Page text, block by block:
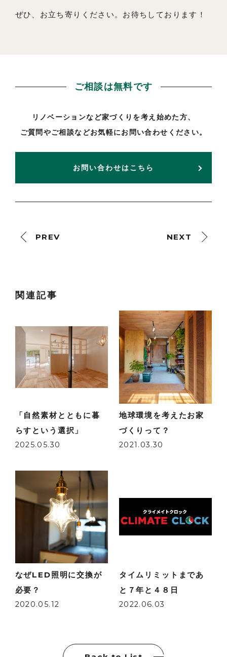
ぜひ、お立ち寄りください。お待ちしております！
ご相談は無料です
リノベーションなど家づくりを考え始めた方、
ご質問やご相談などお気軽にお問い合わせください。
お問い合わせはこちら
PREV NEXT
関連記事
「自然素材とともに暮
らすという選択」
2025.05.30
地球環境を考えたお家
づくりって？
2021.03.30
なぜLED照明に交換が
必要？
2020.05.12
タイムリミットまであ
と７年と４８日
2022.06.03